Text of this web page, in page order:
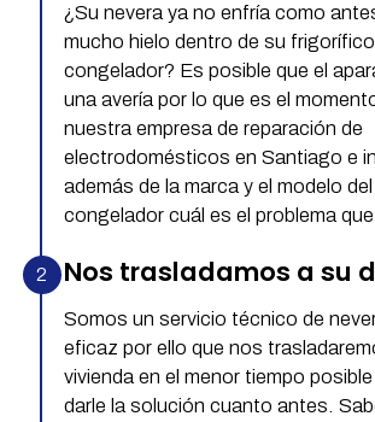
¿Su nevera ya no enfría como
mucho hielo dentro de su
congelador? Es posible que el
una avería por lo que es el
nuestra empresa de reparación de
electrodomésticos en Santiago e
además de la marca y el modelo
congelador cuál es el problema que
Nos trasladamos a su
Somos un servicio técnico de
eficaz por ello que nos
vivienda en el menor tiempo
darle la solución cuanto antes.